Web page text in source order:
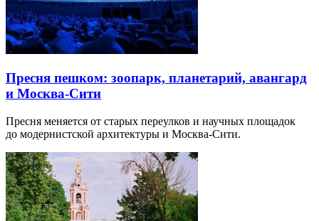
Пресня пешком: зоопарк, планетарий, авангард
и Москва-Сити
Пресня меняется от старых переулков и научных площадок
до модернистской архитектуры и Москва-Сити.